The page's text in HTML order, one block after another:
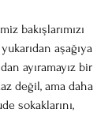
bakışlarımızı
aşağıya
ayıramayız bir
değil, ama daha
sokaklarını,